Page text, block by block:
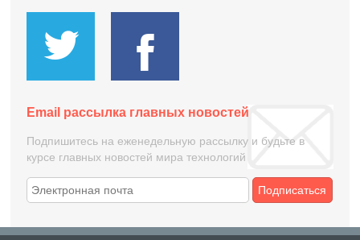
Email рассылка главных новостей
Подпишитесь на еженедельную рассылку и будьте в
курсе главных новостей мира технологий
Подписаться